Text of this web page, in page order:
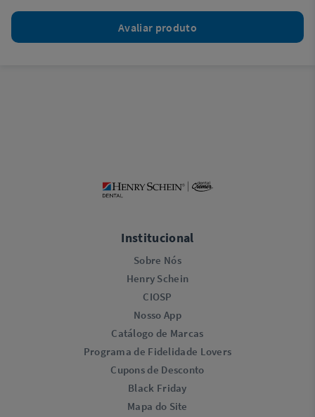
Avaliar produto
Institucional
Sobre Nós
Henry Schein
CIOSP
Nosso App
Catálogo de Marcas
Programa de Fidelidade Lovers​
Cupons de Desconto
Black Friday
Mapa do Site